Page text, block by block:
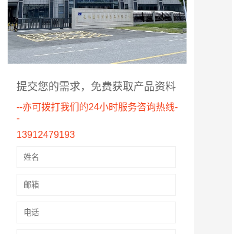
提交您的需求，免费获取产品资料
--亦可拨打我们的24小时服务咨询热线-
-
13912479193